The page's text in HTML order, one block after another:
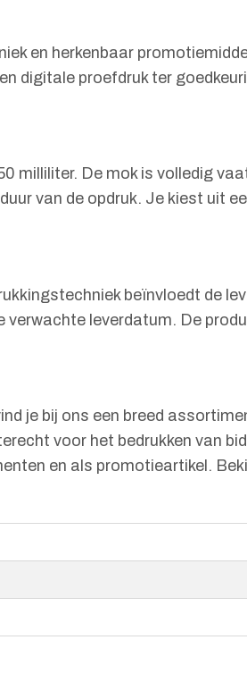
en herkenbaar
digitale proefdruk ter
milliliter. De mok is volledig
van de opdruk. Je kiest uit
beïnvloedt de
leverdatum. De
je bij ons een breed
voor het bedrukken van
en als promotieartikel.